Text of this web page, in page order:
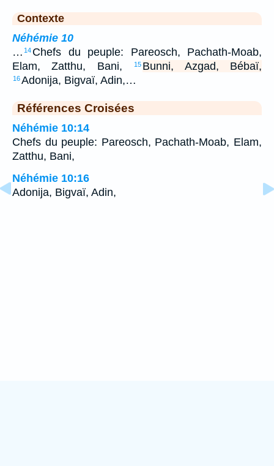
Contexte
Néhémie 10
… 14 Chefs du peuple: Pareosch, Pachath-Moab,
Elam, Zatthu, Bani,
15 Bunni, Azgad, Bébaï,
16Adonija, Bigvaï, Adin,…
Références Croisées
Néhémie 10:14
Chefs du peuple: Pareosch, Pachath-Moab, Elam,
Zatthu, Bani,
Néhémie 10:16
Adonija, Bigvaï, Adin,